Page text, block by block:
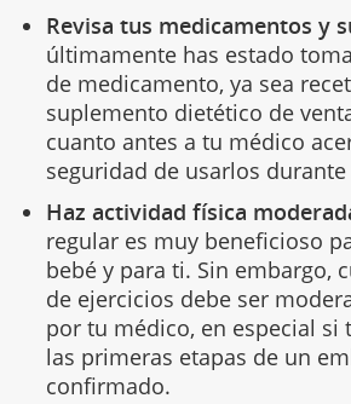
Revisa tus medicamentos y
últimamente has estado
de medicamento, ya sea
suplemento dietético de
cuanto antes a tu médico
seguridad de usarlos durante
Haz actividad física
regular es muy beneficioso
bebé y para ti. Sin embargo,
de ejercicios debe ser
por tu médico, en especial si
las primeras etapas de un
confirmado.